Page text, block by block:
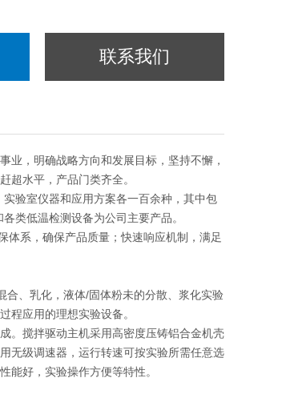
联系我们
业，明确战略方向和发展目标，坚持不懈，
超水平，产品门类齐全。
验室仪器和应用方案各一百余种，其中包
类低温检测设备为公司主要产品。
体系，确保产品质量；快速响应机制，满足
合、乳化，液体/固体粉未的分散、浆化实验
程应用的理想实验设备。
。搅拌驱动主机采用高密度压铸铝合金机壳
无级调速器，运行转速可按实验所需任意选
能好，实验操作方便等特性。